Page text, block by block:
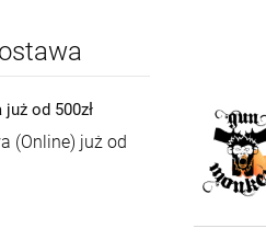
od 500zł
(Online) już od